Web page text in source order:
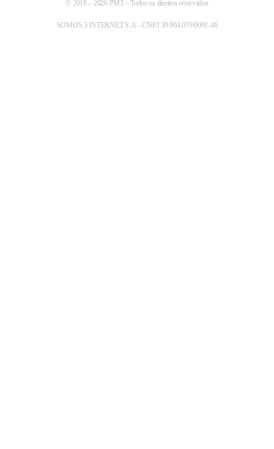
© 2018 – 2026 PM3 – Todos os direitos reservados
SOMOS 3 INTERNET S.A – CNPJ 30.904.079/0001-46